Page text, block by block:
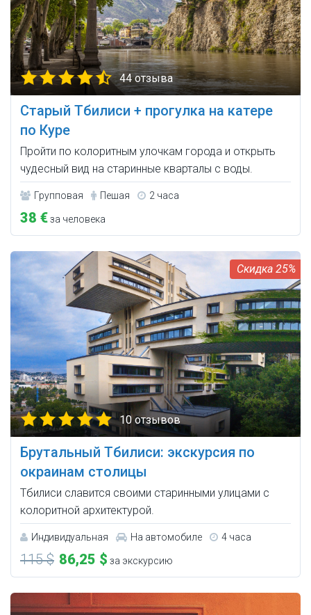
44 отзыва
Старый Тбилиси + прогулка на катере
по Куре
Пройти по колоритным улочкам города и открыть
чудесный вид на старинные кварталы с воды.
Групповая Пешая 2 часа
38 €за человека
25%
10 отзывов
Брутальный Тбилиси: экскурсия по
окраинам столицы
Тбилиси славится своими старинными улицами с
колоритной архитектурой.
Индивидуальная На автомобиле 4 часа
115 $ 86,25 $ за экскурсию